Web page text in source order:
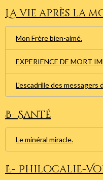
La vie après la
Mon Frère bien-aimé.
EXPERIENCE DE MORT
L'escadrille des messagers
B- Santé
Le minéral miracle.
E- Philocalie-